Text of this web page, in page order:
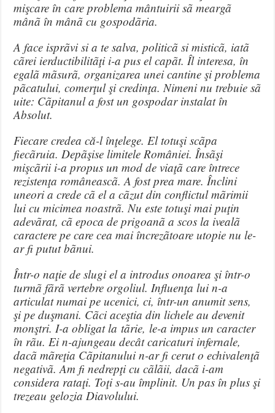
mişcare în care problema mântuirii sã meargã
mânã în mânã cu gospodãria.
A face isprãvi si a te salva, politicã si misticã, iatã
cãrei ierductibilitãţi i-a pus el capãt. Îl interesa, în
egalã mãsurã, organizarea unei cantine şi problema
pãcatului, comerţul şi credinţa. Nimeni nu trebuie sã
uite: Cãpitanul a fost un gospodar instalat în
Absolut.
Fiecare credea că-l înţelege. El totuşi scãpa
fiecãruia. Depãşise limitele României. Însãşi
mişcãrii i-a propus un mod de viaţã care întrece
rezistenţa româneascã. A fost prea mare. Înclini
uneori a crede cã el a cãzut din conflictul mãrimii
lui cu micimea noastrã. Nu este totuşi mai puţin
adevãrat, cã epoca de prigoanã a scos la ivealã
caractere pe care cea mai încrezãtoare utopie nu le-
ar fi putut bãnui.
Într-o naţie de slugi el a introdus onoarea şi într-o
turmã fãrã vertebre orgoliul. Influenţa lui n-a
articulat numai pe ucenici, ci, într-un anumit sens,
şi pe duşmani. Cãci aceştia din lichele au devenit
monştri. I-a obligat la tãrie, le-a impus un caracter
în rãu. Ei n-ajungeau decât caricaturi infernale,
dacã mãreţia Cãpitanului n-ar fi cerut o echivalenţã
negativã. Am fi nedrepţi cu cãlãii, dacã i-am
considera rataţi. Toţi s-au împlinit. Un pas în plus şi
trezeau gelozia Diavolului.